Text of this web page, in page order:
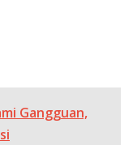
Gangguan,